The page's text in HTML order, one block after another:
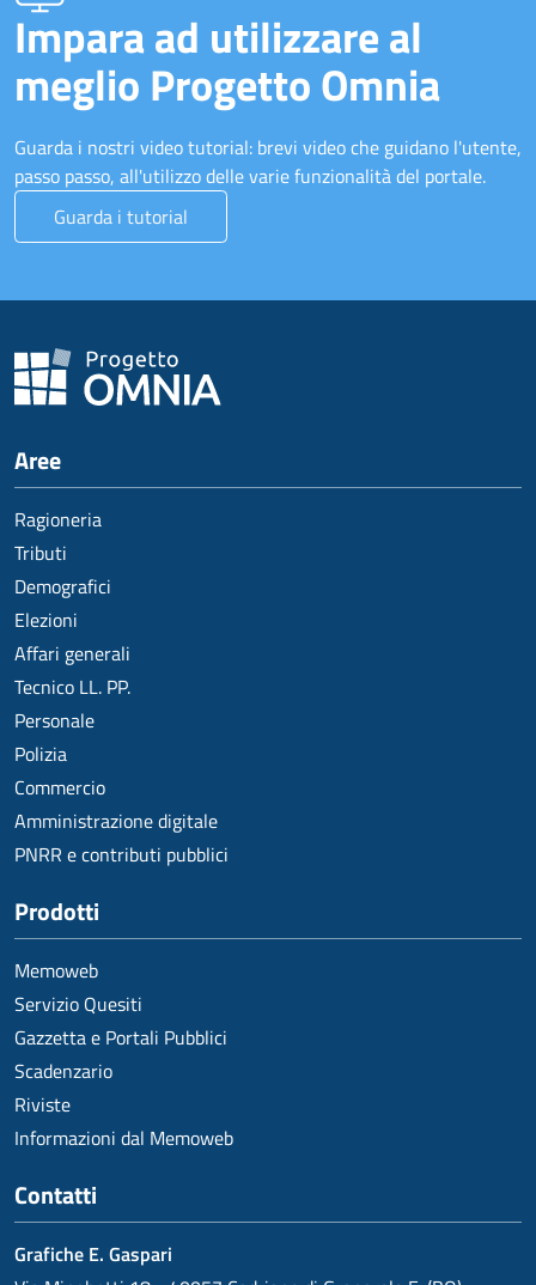
Impara ad utilizzare al
meglio Progetto Omnia
Guarda i nostri video tutorial: brevi video che guidano l'utente,
passo passo, all'utilizzo delle varie funzionalità del portale.
Guarda i tutorial
Aree
Ragioneria
Tributi
Demografici
Elezioni
Affari generali
Tecnico LL. PP.
Personale
Polizia
Commercio
Amministrazione digitale
PNRR e contributi pubblici
Prodotti
Memoweb
Servizio Quesiti
Gazzetta e Portali Pubblici
Scadenzario
Riviste
Informazioni dal Memoweb
Contatti
Grafiche E. Gaspari